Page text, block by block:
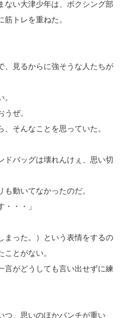
ない大津少年は、ボクシング部
トレを重ねた。
、見るからに強そうな人たちが
ぜ。
そんなことを思っていた。
ドバッグは壊れんけぇ、思い切
動いてなかったのだ。
・・・」
まった。）という表情をするの
とがない。
言がどうしても言い出せずに練
つ、思いのほかパンチが重い